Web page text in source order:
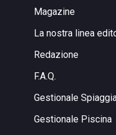
Magazine
La nostra linea
Redazione
F.A.Q.
Gestionale
Gestionale Piscina